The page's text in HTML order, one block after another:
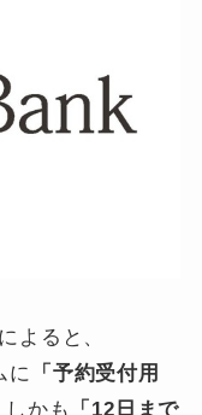
よると、
に
「予約受付用
かも
「12日まで